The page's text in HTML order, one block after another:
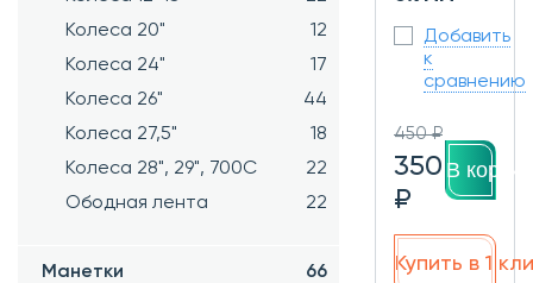
Колеса 20"
12
Колеса 24"
17
Колеса 26"
44
Колеса 27,5"
18
Колеса 28", 29", 700С
22
Ободная лента
22
Манетки 66
Добавить
к
сравнению
450 ₽
350
₽
В
Купить в 1